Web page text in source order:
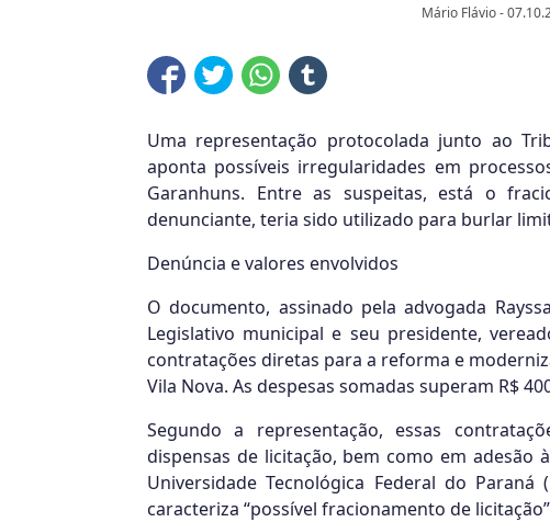
Mário Flávio -
Uma representação protocolada junto ao
aponta possíveis irregularidades em
Garanhuns. Entre as suspeitas, está o
denunciante, teria sido utilizado para burlar
Denúncia e valores envolvidos
O documento, assinado pela advogada
Legislativo municipal e seu presidente,
contratações diretas para a reforma e
Vila Nova. As despesas somadas superam R$
Segundo a representação, essas
dispensas de licitação, bem como em adesão
Universidade Tecnológica Federal do Paraná
caracteriza “possível fracionamento de